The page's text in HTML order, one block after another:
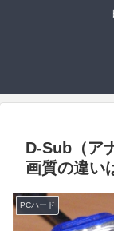
D-Sub（ア
画質の違い
PCハード